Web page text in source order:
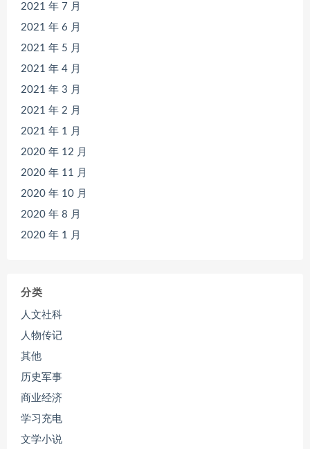
2021 年 7 月
2021 年 6 月
2021 年 5 月
2021 年 4 月
2021 年 3 月
2021 年 2 月
2021 年 1 月
2020 年 12 月
2020 年 11 月
2020 年 10 月
2020 年 8 月
2020 年 1 月
分类
人文社科
人物传记
其他
历史军事
商业经济
学习充电
文学小说